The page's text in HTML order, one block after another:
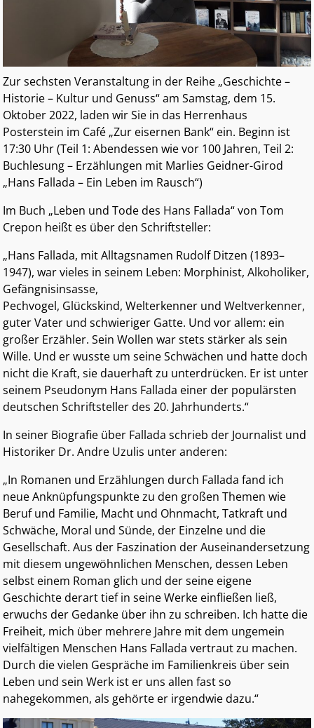
Zur sechsten Veranstaltung in der Reihe „Geschichte –
Historie – Kultur und Genuss“ am Samstag, dem 15.
Oktober 2022, laden wir Sie in das Herrenhaus
Posterstein im Café „Zur eisernen Bank“ ein. Beginn ist
17:30 Uhr (Teil 1: Abendessen wie vor 100 Jahren, Teil 2:
Buchlesung – Erzählungen mit Marlies Geidner-Girod
„Hans Fallada – Ein Leben im Rausch“)
Im Buch „Leben und Tode des Hans Fallada“ von Tom
Crepon heißt es über den Schriftsteller:
„Hans Fallada, mit Alltagsnamen Rudolf Ditzen (1893–
1947), war vieles in seinem Leben: Morphinist, Alkoholiker,
Gefängnisinsasse,
Pechvogel, Glückskind, Welterkenner und Weltverkenner,
guter Vater und schwieriger Gatte. Und vor allem: ein
großer Erzähler. Sein Wollen war stets stärker als sein
Wille. Und er wusste um seine Schwächen und hatte doch
nicht die Kraft, sie dauerhaft zu unterdrücken. Er ist unter
seinem Pseudonym Hans Fallada einer der populärsten
deutschen Schriftsteller des 20. Jahrhunderts.“
In seiner Biografie über Fallada schrieb der Journalist und
Historiker Dr. Andre Uzulis unter anderen:
„In Romanen und Erzählungen durch Fallada fand ich
neue Anknüpfungspunkte zu den großen Themen wie
Beruf und Familie, Macht und Ohnmacht, Tatkraft und
Schwäche, Moral und Sünde, der Einzelne und die
Gesellschaft. Aus der Faszination der Auseinandersetzung
mit diesem ungewöhnlichen Menschen, dessen Leben
selbst einem Roman glich und der seine eigene
Geschichte derart tief in seine Werke einfließen ließ,
erwuchs der Gedanke über ihn zu schreiben. Ich hatte die
Freiheit, mich über mehrere Jahre mit dem ungemein
vielfältigen Menschen Hans Fallada vertraut zu machen.
Durch die vielen Gespräche im Familienkreis über sein
Leben und sein Werk ist er uns allen fast so
nahegekommen, als gehörte er irgendwie dazu.“